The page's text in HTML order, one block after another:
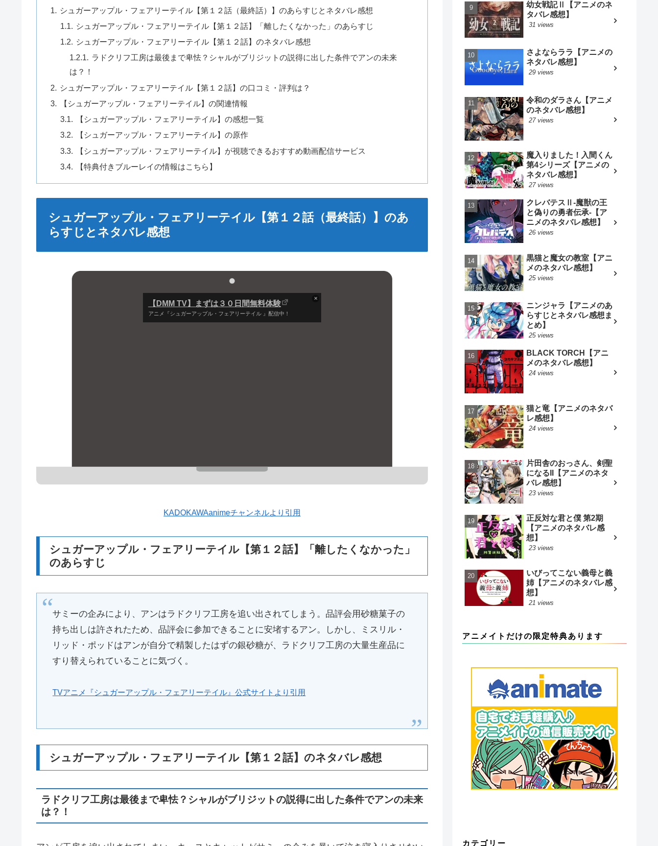
シュガーアップル・フェアリーテイル【第１２話（最終話）】のあらすじとネタバレ感想
シュガーアップル・フェアリーテイル【第１２話】「離したくなかった」のあらすじ
シュガーアップル・フェアリーテイル【第１２話】のネタバレ感想
ラドクリフ工房は最後まで卑怯？シャルがブリジットの説得に出した条件でアンの未来
は？！
シュガーアップル・フェアリーテイル【第１２話】の口コミ・評判は？
【シュガーアップル・フェアリーテイル】の関連情報
【シュガーアップル・フェアリーテイル】の感想一覧
【シュガーアップル・フェアリーテイル】の原作
【シュガーアップル・フェアリーテイル】が視聴できるおすすめ動画配信サービス
【特典付きブルーレイの情報はこちら】
シュガーアップル・フェアリーテイル【第１２話（最終話）】のあ
らすじとネタバレ感想
【DMM TV】まずは３０日間無料体験
アニメ『シュガーアップル・フェアリーテイル 』配信中！
KADOKAWAanimeチャンネルより引用
シュガーアップル・フェアリーテイル【第１２話】「離したくなかった」
のあらすじ
サミーの企みにより、アンはラドクリフ工房を追い出されてしまう。品評会用砂糖菓子の
持ち出しは許されたため、品評会に参加できることに安堵するアン。しかし、ミスリル・
リッド・ポッドはアンが自分で精製したはずの銀砂糖が、ラドクリフ工房の大量生産品に
すり替えられていることに気づく。
TVアニメ『シュガーアップル・フェアリーテイル』公式サイトより引用
シュガーアップル・フェアリーテイル【第１２話】のネタバレ感想
ラドクリフ工房は最後まで卑怯？シャルがブリジットの説得に出した条件でアンの未来
は？！
幼女戦記Ⅱ【アニメのネ
タバレ感想】
31 views
さよならララ【アニメの
ネタバレ感想】
29 views
令和のダラさん【アニメ
のネタバレ感想】
27 views
魔入りました！入間くん
第4シリーズ【アニメの
ネタバレ感想】
27 views
クレバテスⅡ-魔獣の王
と偽りの勇者伝承-【ア
ニメのネタバレ感想】
26 views
黒猫と魔女の教室【アニ
メのネタバレ感想】
25 views
ニンジャラ【アニメのあ
らすじとネタバレ感想ま
とめ】
25 views
BLACK TORCH【アニ
メのネタバレ感想】
24 views
猫と竜【アニメのネタバ
レ感想】
24 views
片田舎のおっさん、剣聖
になるII【アニメのネタ
バレ感想】
23 views
正反対な君と僕 第2期
【アニメのネタバレ感
想】
23 views
いびってこない義母と義
姉【アニメのネタバレ感
想】
21 views
アニメイトだけの限定特典あります
カテゴリー